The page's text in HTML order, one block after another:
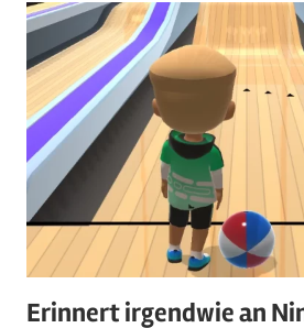
Erinnert irgendwie an